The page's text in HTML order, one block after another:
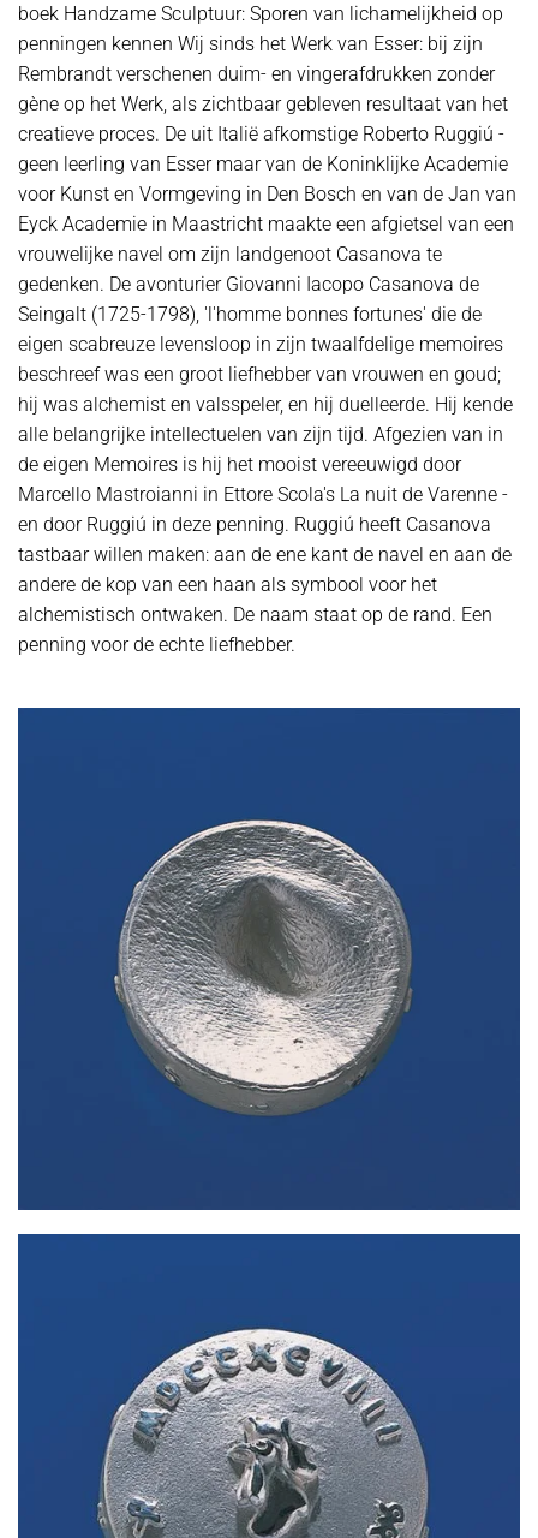
boek Handzame Sculptuur: Sporen van lichamelijkheid op
penningen kennen Wij sinds het Werk van Esser: bij zijn
Rembrandt verschenen duim- en vingerafdrukken zonder
gène op het Werk, als zichtbaar gebleven resultaat van het
creatieve proces. De uit Italië afkomstige Roberto Ruggiú -
geen leerling van Esser maar van de Koninklijke Academie
voor Kunst en Vormgeving in Den Bosch en van de Jan van
Eyck Academie in Maastricht maakte een afgietsel van een
vrouwelijke navel om zijn landgenoot Casanova te
gedenken. De avonturier Giovanni Iacopo Casanova de
Seingalt (1725-1798), 'l'homme bonnes fortunes' die de
eigen scabreuze levensloop in zijn twaalfdelige memoires
beschreef was een groot liefhebber van vrouwen en goud;
hij was alchemist en valsspeler, en hij duelleerde. Hij kende
alle belangrijke intellectuelen van zijn tijd. Afgezien van in
de eigen Memoires is hij het mooist vereeuwigd door
Marcello Mastroianni in Ettore Scola's La nuit de Varenne -
en door Ruggiú in deze penning. Ruggiú heeft Casanova
tastbaar willen maken: aan de ene kant de navel en aan de
andere de kop van een haan als symbool voor het
alchemistisch ontwaken. De naam staat op de rand. Een
penning voor de echte liefhebber.